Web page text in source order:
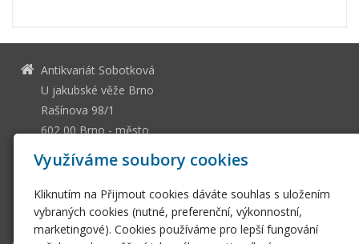
Antikvariát Sobotková
U jakubské věže Brno
Rašínova 98/1
602 00 Brno - město
13036661
CZ505112128
ssobotkova@gmail.com
+420 542 212 393
Využíváme soubory cookies
Kliknutím na Přijmout cookies dáváte souhlas s uložením
vybraných cookies (nutné, preferenční, výkonnostní,
marketingové). Cookies používáme pro lepší fungování